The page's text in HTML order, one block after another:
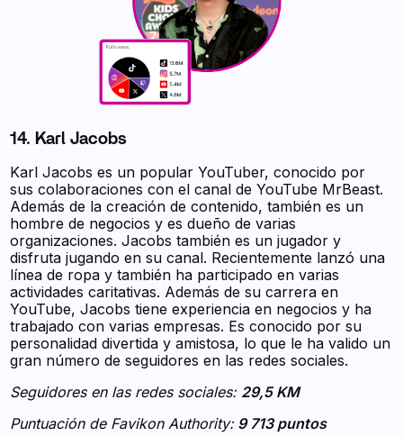
14. Karl Jacobs
Karl Jacobs es un popular YouTuber, conocido por
sus colaboraciones con el canal de YouTube MrBeast.
Además de la creación de contenido, también es un
hombre de negocios y es dueño de varias
organizaciones. Jacobs también es un jugador y
disfruta jugando en su canal. Recientemente lanzó una
línea de ropa y también ha participado en varias
actividades caritativas. Además de su carrera en
YouTube, Jacobs tiene experiencia en negocios y ha
trabajado con varias empresas. Es conocido por su
personalidad divertida y amistosa, lo que le ha valido un
gran número de seguidores en las redes sociales.
Seguidores en las redes sociales: 29,5 KM
Puntuación de Favikon Authority:9 713 puntos